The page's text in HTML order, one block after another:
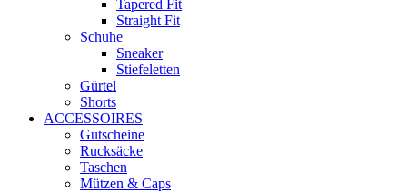
Tapered Fit
Straight Fit
Schuhe
Sneaker
Stiefeletten
Gürtel
Shorts
ACCESSOIRES
Gutscheine
Rucksäcke
Taschen
Mützen & Caps